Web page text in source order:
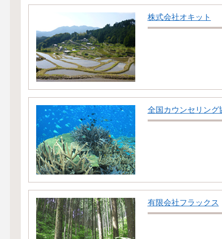
株式会社オキット
全国カウンセリング
有限会社フラックス